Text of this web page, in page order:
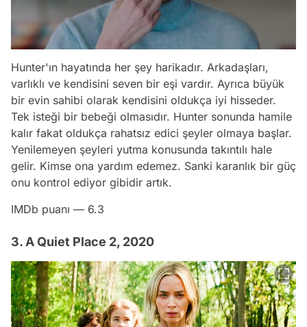
Hunter'ın hayatında her şey harikadır. Arkadaşları,
varlıklı ve kendisini seven bir eşi vardır. Ayrıca büyük
bir evin sahibi olarak kendisini oldukça iyi hisseder.
Tek isteği bir bebeği olmasıdır. Hunter sonunda hamile
kalır fakat oldukça rahatsız edici şeyler olmaya başlar.
Yenilemeyen şeyleri yutma konusunda takıntılı hale
gelir. Kimse ona yardım edemez. Sanki karanlık bir güç
onu kontrol ediyor gibidir artık.
IMDb puanı — 6.3
3. A Quiet Place 2, 2020